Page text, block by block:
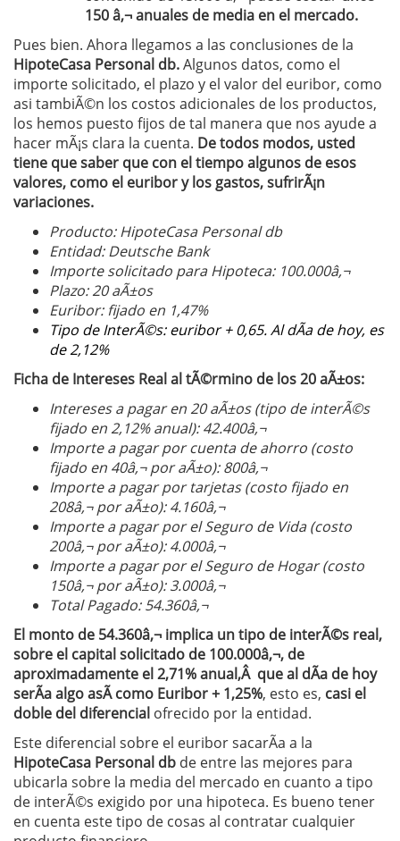
150 â‚¬ anuales de media en el mercado.
Pues bien. Ahora llegamos a las conclusiones de la
HipoteCasa Personal db.Algunos datos, como el
importe solicitado, el plazo y el valor del euribor, como
asi tambiÃ©n los costos adicionales de los productos,
los hemos puesto fijos de tal manera que nos ayude a
hacer mÃ¡s clara la cuenta. De todos modos, usted
tiene que saber que con el tiempo algunos de esos
valores, como el euribor y los gastos, sufrirÃ¡n
variaciones.
Producto: HipoteCasa Personal db
Entidad: Deutsche Bank
Importe solicitado para Hipoteca: 100.000â‚¬
Plazo: 20 aÃ±os
Euribor: fijado en 1,47%
Tipo de InterÃ©s: euribor + 0,65. Al dÃ­a de hoy, es
de 2,12%
Ficha de Intereses Real al tÃ©rmino de los 20 aÃ±os:
Intereses a pagar en 20 aÃ±os (tipo de interÃ©s
fijado en 2,12% anual): 42.400â‚¬
Importe a pagar por cuenta de ahorro (costo
fijado en 40â‚¬ por aÃ±o): 800â‚¬
Importe a pagar por tarjetas (costo fijado en
208â‚¬ por aÃ±o): 4.160â‚¬
Importe a pagar por el Seguro de Vida (costo
200â‚¬ por aÃ±o): 4.000â‚¬
Importe a pagar por el Seguro de Hogar (costo
150â‚¬ por aÃ±o): 3.000â‚¬
Total Pagado: 54.360â‚¬
El monto de 54.360â‚¬ implica un tipo de interÃ©s real,
sobre el capital solicitado de 100.000â‚¬, de
aproximadamente el 2,71% anual,Â que al dÃ­a de hoy
serÃ­a algo asÃ­ como Euribor + 1,25%, esto es, casi el
doble del diferencial ofrecido por la entidad.
Este diferencial sobre el euribor sacarÃ­a a la
HipoteCasa Personal db de entre las mejores para
ubicarla sobre la media del mercado en cuanto a tipo
de interÃ©s exigido por una hipoteca. Es bueno tener
en cuenta este tipo de cosas al contratar cualquier